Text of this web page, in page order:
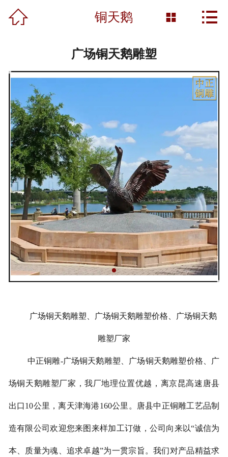
 首页
雕塑知识
资质荣誉
营销网络
联系我们
 铜天鹅  
广场铜天鹅雕塑
广场铜天鹅雕塑、广场铜天鹅雕塑价格、广场铜天鹅
雕塑厂家
中正铜雕-广场铜天鹅雕塑、 广场铜天鹅雕塑价格、 广
场铜天鹅雕塑厂家 ，我厂地理位置优越，离京昆高速唐县
出口10公里，离天津海港160公里。唐县中正铜雕工艺品制
造有限公司欢迎您来图来样加工订做，公司向来以“诚信为
本、质量为魂、追求卓越”为一贯宗旨。我们对产品精益求